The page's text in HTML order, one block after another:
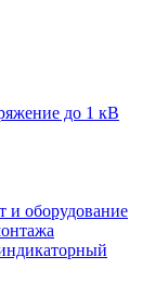
до 1 кВ
и оборудование